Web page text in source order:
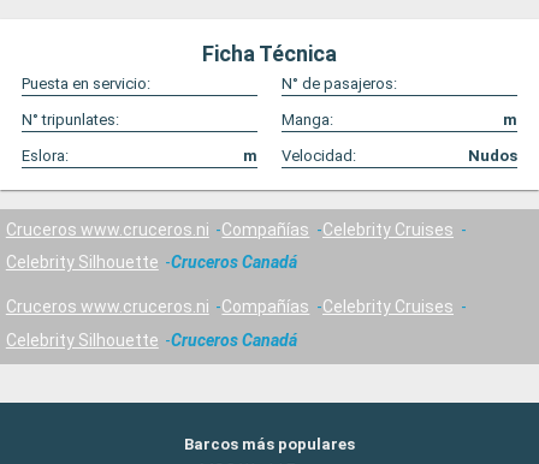
Ficha Técnica
Puesta en servicio:
N° de pasajeros:
N° tripunlates:
Manga:
m
Eslora:
m Velocidad: Nudos
Cruceros www.cruceros.ni Compañías
Celebrity Cruises
Celebrity Silhouette
Cruceros Canadá
Cruceros www.cruceros.ni Compañías
Celebrity Cruises
Celebrity Silhouette
Cruceros Canadá
Barcos más populares